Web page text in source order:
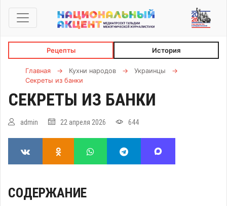
Рецепты История
Главная → Кухни народов → Украинцы
→
Секреты из банки
СЕКРЕТЫ ИЗ БАНКИ
admin 22 апреля 2026 644
СОДЕРЖАНИЕ